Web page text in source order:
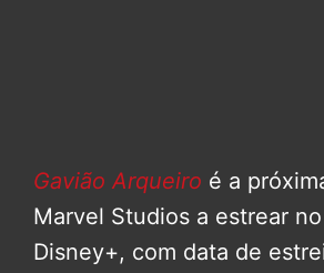
Gavião Arqueiro é a
Marvel Studios a estrear
Disney+, com data de